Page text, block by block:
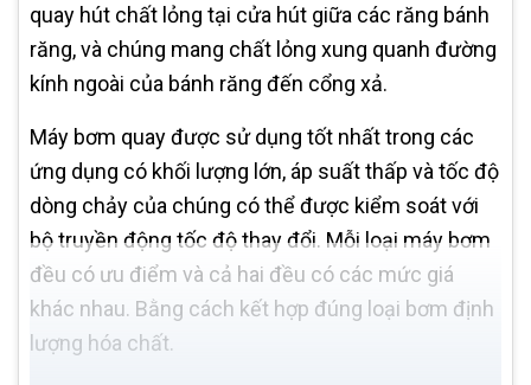
quay hút chất lỏng tại cửa hút giữa các răng bánh
răng, và chúng mang chất lỏng xung quanh đường
kính ngoài của bánh răng đến cổng xả.
Máy bơm quay được sử dụng tốt nhất trong các
ứng dụng có khối lượng lớn, áp suất thấp và tốc độ
dòng chảy của chúng có thể được kiểm soát với
bộ truyền động tốc độ thay đổi. Mỗi loại máy bơm
đều có ưu điểm và cả hai đều có các mức giá
khác nhau. Bằng cách kết hợp đúng loại bơm định
lượng hóa chất.